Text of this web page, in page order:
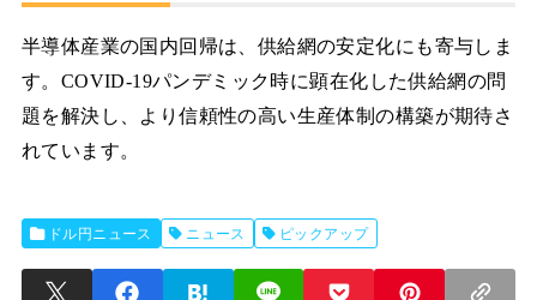
半導体産業の国内回帰は、供給網の安定化にも寄与しま
す。COVID-19パンデミック時に顕在化した供給網の問
題を解決し、より信頼性の高い生産体制の構築が期待さ
れています。
ドル円ニュース ニュース ピックアップ